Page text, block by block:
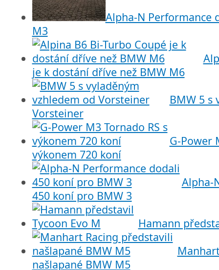
Alpha-N Performance
M3
je k dostání dříve než BMW M6
BMW 5 s
Vorsteiner
G-Power
výkonem 720 koní
Alpha-
450 koní pro BMW 3
Hamann
našlapané BMW M5